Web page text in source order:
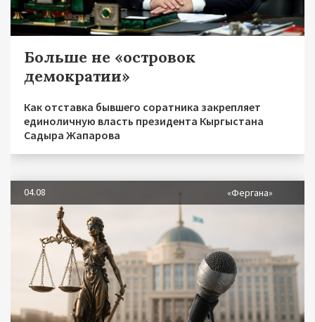
Больше не «островок
демократии»
Как отставка бывшего соратника закрепляет
единоличную власть президента Кыргыстана
Садыра Жапарова
04.08 «Фергана»